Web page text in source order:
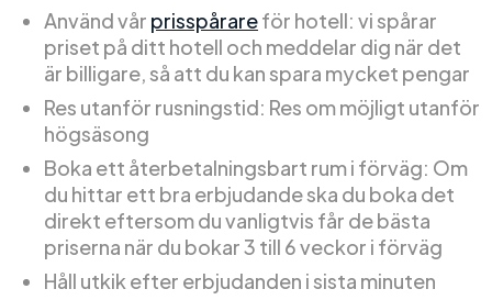
Använd vår prisspårareför hotell: vi spårar
priset på ditt hotell och meddelar dig när det
är billigare, så att du kan spara mycket pengar
Res utanför rusningstid: Res om möjligt utanför
högsäsong
Boka ett återbetalningsbart rum i förväg: Om
du hittar ett bra erbjudande ska du boka det
direkt eftersom du vanligtvis får de bästa
priserna när du bokar 3 till 6 veckor i förväg
Håll utkik efter erbjudanden i sista minuten